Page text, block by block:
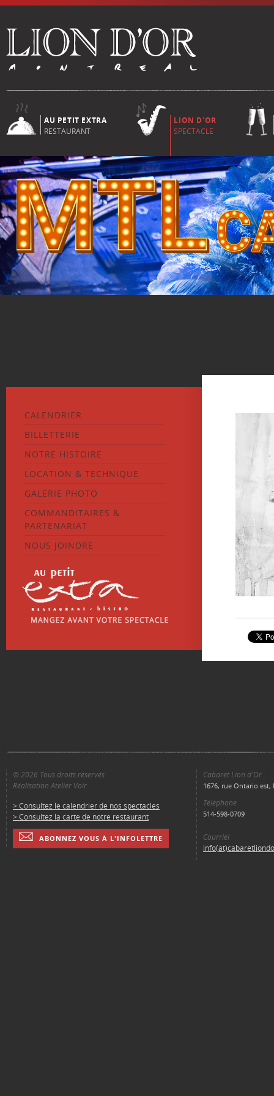
AU PETIT EXTRA
RESTAURANT
LION D'OR
SPECTACLE
CALENDRIER
BILLETTERIE
NOTRE HISTOIRE
LOCATION & TECHNIQUE
GALERIE PHOTO
COMMANDITAIRES &
PARTENARIAT
NOUS JOINDRE
© 2026 Tous droits réservés
Réalisation Atelier Voir
> Consultez le calendrier de nos spectacles
> Consultez la carte de notre restaurant
ABONNEZ VOUS À L'INFOLETTRE
Cabaret Lion d'Or :
1676, rue Ontario est,
Téléphone
514-598-0709
Courriel